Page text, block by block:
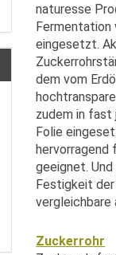
naturesse
Fermentation
eingesetzt.
dem vom
zudem in fast
Folie
hervorragend
geeignet.
Festigkeit
vergleichbare
Zuckerrohr